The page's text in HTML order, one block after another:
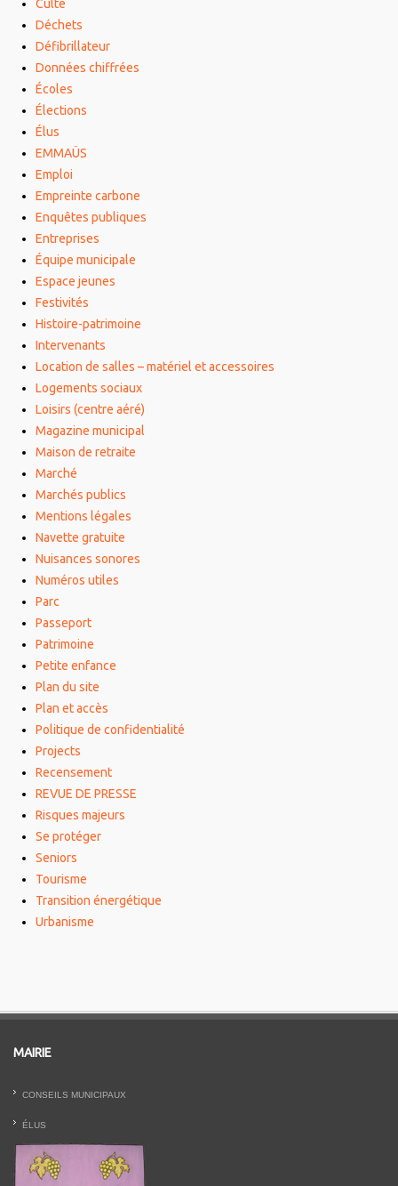
Culte
Déchets
Défibrillateur
Données chiffrées
Écoles
Élections
Élus
EMMAÜS
Emploi
Empreinte carbone
Enquêtes publiques
Entreprises
Équipe municipale
Espace jeunes
Festivités
Histoire-patrimoine
Intervenants
Location de salles – matériel et accessoires
Logements sociaux
Loisirs (centre aéré)
Magazine municipal
Maison de retraite
Marché
Marchés publics
Mentions légales
Navette gratuite
Nuisances sonores
Numéros utiles
Parc
Passeport
Patrimoine
Petite enfance
Plan du site
Plan et accès
Politique de confidentialité
Projects
Recensement
REVUE DE PRESSE
Risques majeurs
Se protéger
Seniors
Tourisme
Transition énergétique
Urbanisme
MAIRIE
CONSEILS MUNICIPAUX
ÉLUS